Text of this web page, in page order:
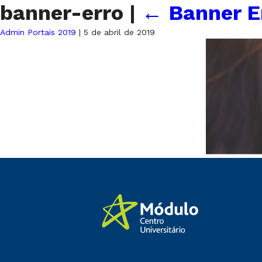
banner-erro | ← Banner
Admin Portais 2019 | 5 de abril de 2019